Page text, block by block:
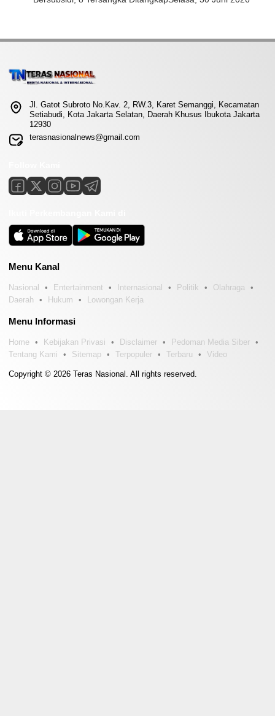
Jl. Gatot Subroto No.Kav. 2, RW.3, Karet Semanggi, Kecamatan
Setiabudi, Kota Jakarta Selatan, Daerah Khusus Ibukota Jakarta
12930
terasnasionalnews@gmail.com
Menu Kanal
Nasional Entertainment Internasional Politik
Olahraga
Daerah
Hukum Lowongan Kerja
Menu Informasi
Home Kebijakan Privasi Disclaimer
Pedoman Media Siber
Tentang Kami
Sitemap Terpopuler Terbaru Video
Copyright © 2026 Teras Nasional. All rights reserved.